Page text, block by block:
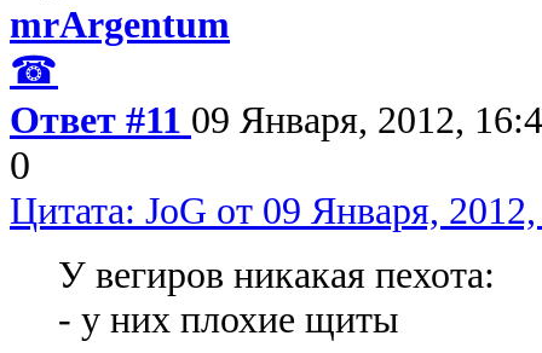
mrArgentum
☎
Ответ #11 09 Января, 2012,
0
Цитата: JoG от 09 Января,
У вегиров никакая пехота:
- у них плохие щиты